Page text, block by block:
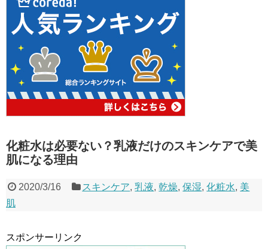
化粧水は必要ない？乳液だけのスキンケアで美
肌になる理由
2020/3/16 スキンケア,乳液,乾燥,保湿,化粧水, 美
肌
スポンサーリンク